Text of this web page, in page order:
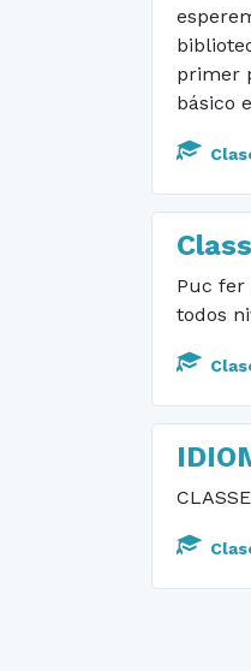
primer
básico
Puc fer
todos